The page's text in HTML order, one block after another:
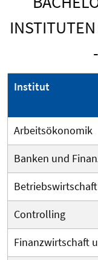
Institut
Arbeitsökonomik
Banken und
Controlling
Finanzwirtschaft